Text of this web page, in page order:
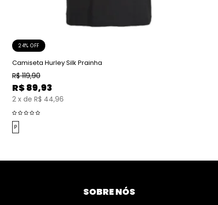
24% OFF
Camiseta Hurley Silk Prainha
R$ 119,90
R$ 89,93
2 x de R$ 44,96
P
SOBRE NÓS